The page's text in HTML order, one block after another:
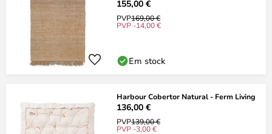
155,00 €
PVP169,00 €
PVP -14,00 €
Em stock
Harbour Cobertor Natural - Ferm Living
136,00 €
PVP139,00 €
PVP -3,00 €